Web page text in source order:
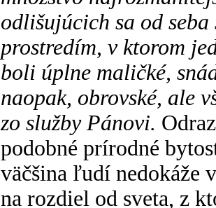
odlišujúcich sa od
prostredím, v ktorom
boli úplne maličké,
naopak, obrovské, ale
zo služby Pánovi.
podobné prírodné
väčšina ľudí nedokáže
na rozdiel od sveta, z